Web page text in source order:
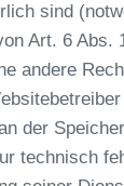
sind
Art. 6 Abs.
andere
der
technisch